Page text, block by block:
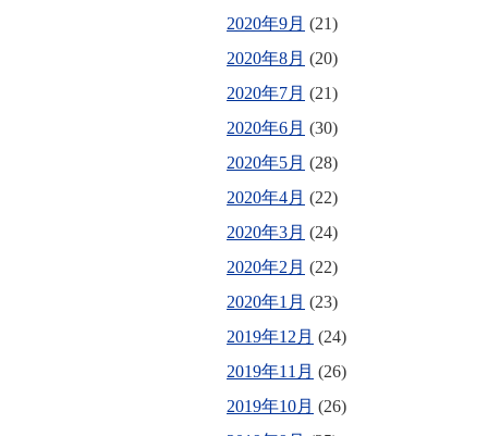
2020年9月 (21)
2020年8月 (20)
2020年7月 (21)
2020年6月 (30)
2020年5月 (28)
2020年4月 (22)
2020年3月 (24)
2020年2月 (22)
2020年1月 (23)
2019年12月 (24)
2019年11月 (26)
2019年10月 (26)